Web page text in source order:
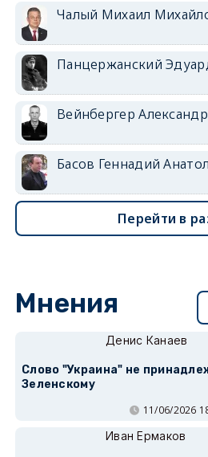
Чалый Михаил
Панцержанский
Вейнбергер
Басов Геннадий
Перейти в
Мнения
Денис Канаев
Слово "Украина" не
Зеленскому
11/06/2026
Иван Ермаков